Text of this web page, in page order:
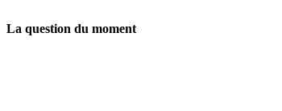
La question du moment